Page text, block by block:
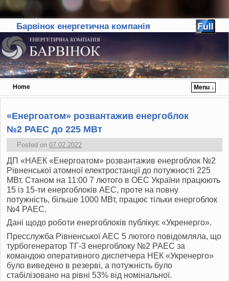
Барвінок енергетична компанія
Home
Menu ↓
Skip to primary content
Skip to secondary content
«Енергоатом» розвантажив енергоблок
№2 РАЕС до 225 МВт
Posted on 07.02.2022
ДП «НАЕК «Енергоатом» розвантажив енергоблок №2
Рівненської атомної електростанції до потужності 225
МВт. Станом на 11:00 7 лютого в ОЕС України працюють
15 із 15-ти енергоблоків АЕС, проте на повну
потужність, більше 1000 МВт, працює тільки енергоблок
№4 РАЕС.
Дані щодо роботи енергоблоків публікує «Укренерго».
Пресслужба Рівненської АЕС 5 лютого повідомляла, що
турбогенератор ТГ-3 енергоблоку №2 РАЕС за
командою оперативного диспетчера НЕК «Укренерго»
було виведено в резерві, а потужність було
стабілізовано на рівні 53% від номінальної.